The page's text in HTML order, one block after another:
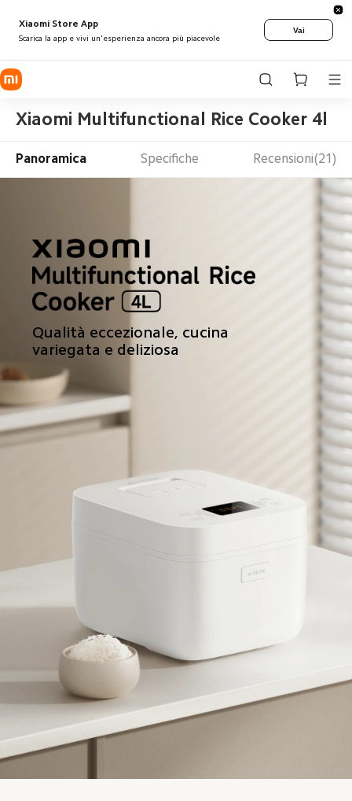
Xiaomi Store App
Scarica la app e vivi un'esperienza ancora più piacevole
Vai
Xiaomi Multifunctional Rice Cooker 4l
Panoramica Specifiche Recensioni(21)
Qualità eccezionale, cucina
variegata e deliziosa